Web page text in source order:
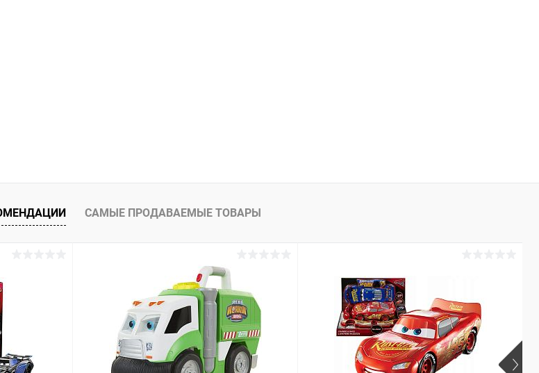
САМЫЕ ПРОДАВАЕМЫЕ ТОВАРЫ